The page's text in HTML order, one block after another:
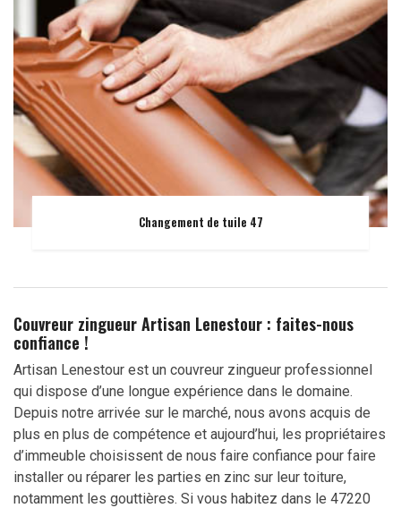
Changement de tuile 47
Couvreur zingueur Artisan Lenestour : faites-nous
confiance !
Artisan Lenestour est un couvreur zingueur professionnel
qui dispose d’une longue expérience dans le domaine.
Depuis notre arrivée sur le marché, nous avons acquis de
plus en plus de compétence et aujourd’hui, les propriétaires
d’immeuble choisissent de nous faire confiance pour faire
installer ou réparer les parties en zinc sur leur toiture,
notamment les gouttières. Si vous habitez dans le 47220